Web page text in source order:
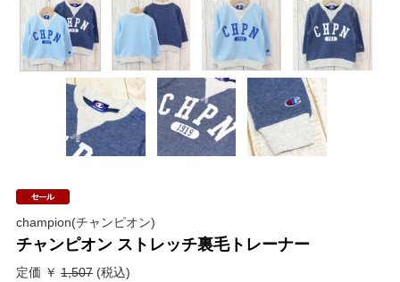
champion(チャンピオン)
チャンピオン ストレッチ裏毛トレーナー
定価 ￥ 1,507(税込)